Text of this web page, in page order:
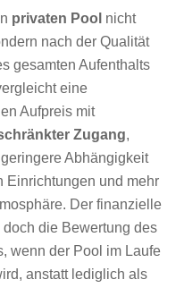
privaten Pool nicht
nach der Qualität
gesamten Aufenthalts
eine
Aufpreis mit
Zugang,
Abhängigkeit
Einrichtungen und mehr
Der finanzielle
die Bewertung des
wenn der Pool im Laufe
anstatt lediglich als